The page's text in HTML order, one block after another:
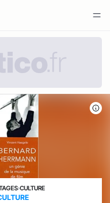
›CULTURE